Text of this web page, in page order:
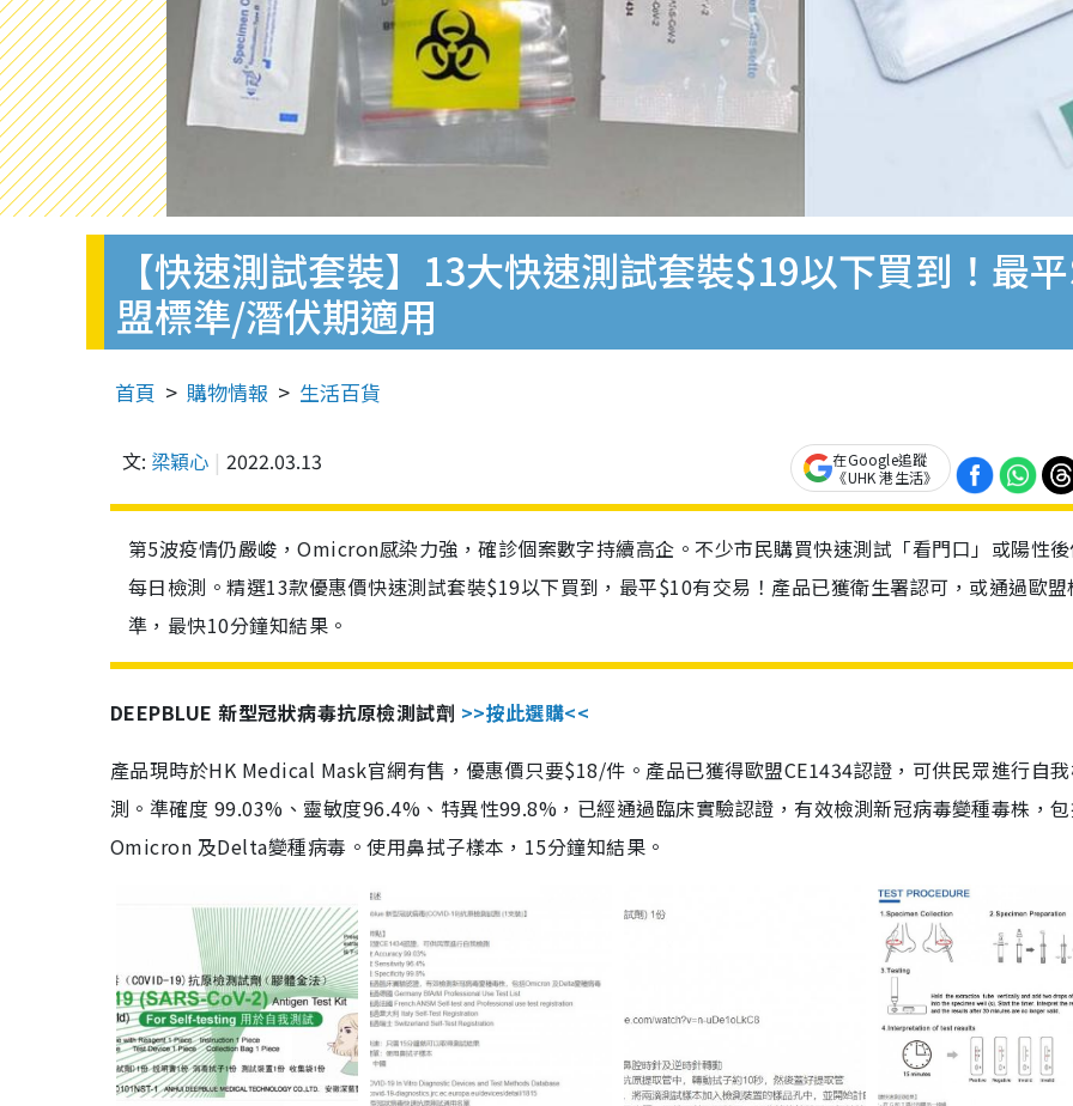
【快速測試套裝】13大快速測試套裝$19以下買到！最
盟標準/潛伏期適用
首頁 購物情報 生活百貨
文: 梁穎心 2022.03.13
在Google追蹤
《UHK 港生活》
第5波疫情仍嚴峻，Omicron感染力強，確診個案數字持續高企。不少市民購買快速測試「看門口」或陽性
每日檢測。精選13款優惠價快速測試套裝$19以下買到，最平$10有交易！產品已獲衛生署認可，或通過歐盟
準，最快10分鐘知結果。
DEEPBLUE 新型冠狀病毒抗原檢測試劑 >>按此選購<<
產品現時於HK Medical Mask官網有售，優惠價只要$18/件。產品已獲得歐盟CE1434認證，可供民眾進行自
測。準確度 99.03%、靈敏度96.4%、特異性99.8%，已經通過臨床實驗認證，有效檢測新冠病毒變種毒株，
Omicron 及Delta變種病毒。使用鼻拭子樣本，15分鐘知結果。